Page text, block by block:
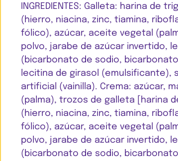
INGREDIENTES: Galleta: harina de
(hierro, niacina, zinc, tiamina,
fólico), azúcar, aceite vegetal
polvo, jarabe de azúcar invertido,
(bicarbonato de sodio,
lecitina de girasol (emulsificante),
artificial (vainilla). Crema: azúcar,
(palma), trozos de galleta [harina
(hierro, niacina, zinc, tiamina,
fólico), azúcar, aceite vegetal
polvo, jarabe de azúcar invertido,
(bicarbonato de sodio,